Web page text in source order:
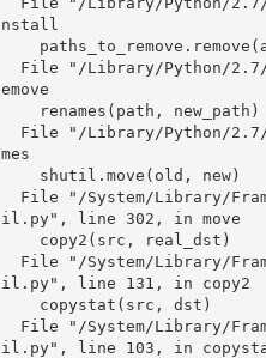
nstall
emove
    renames(path, new_path)
mes
    shutil.move(old, new)
il.py", line 302, in move
    copy2(src, real_dst)
il.py", line 131, in copy2
    copystat(src, dst)
il.py", line 103, in